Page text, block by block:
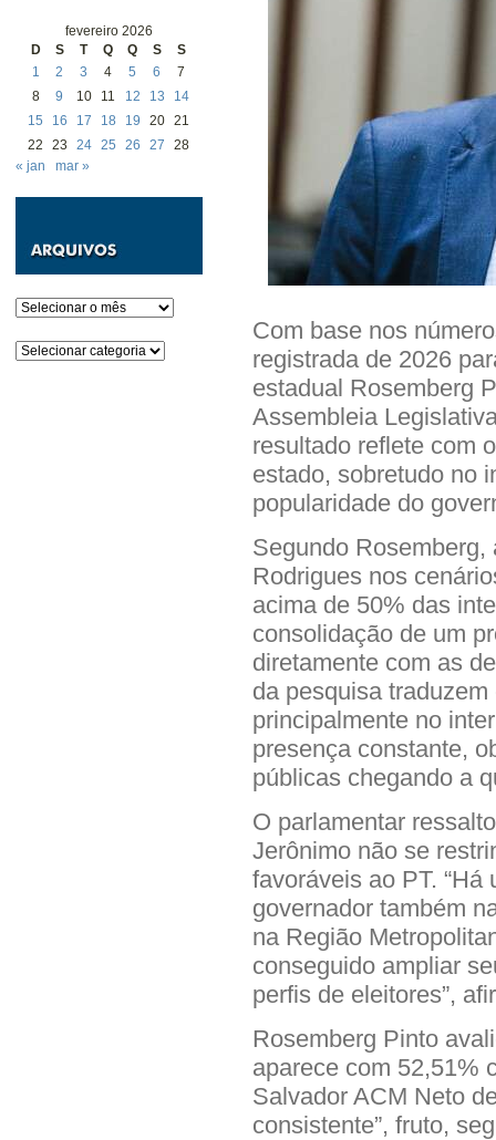
fevereiro 2026
D
S T Q Q S
S
1
2 3 4 5 6
7
8
9 10 11 12 13
14
15
16 17 18 19 20 21
22
23 24 25 26 27
28
« jan
mar »
Arquivos
Categorias
Com base nos
registrada de 2026
estadual Rosemberg
Assembleia
resultado reflete com
estado, sobretudo no
popularidade do
Segundo
Rodrigues nos
acima de 50% das
consolidação de um
diretamente com as
da pesquisa
principalmente no
presença constante,
públicas chegando a
O parlamentar
Jerônimo não se
favoráveis ao PT.
governador também
na Região
conseguido ampliar
perfis de eleitores”,
Rosemberg Pinto
aparece com 52,51%
Salvador ACM Neto
consistente”, fruto,